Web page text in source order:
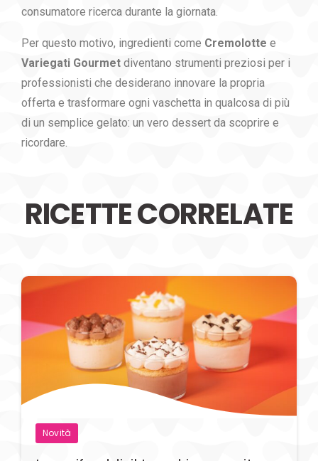
consumatore ricerca durante la giornata.
Per questo motivo, ingredienti come Cremolotte e
Variegati Gourmet diventano strumenti preziosi per i
professionisti che desiderano innovare la propria
offerta e trasformare ogni vaschetta in qualcosa di più
di un semplice gelato: un vero dessert da scoprire e
ricordare.
RICETTE CORRELATE
Novità